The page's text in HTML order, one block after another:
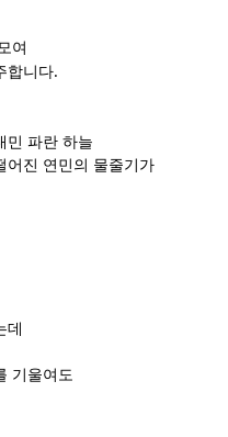
여
합니다.
민 파란 하늘
어진 연민의 물줄기가
기울여도
5
5